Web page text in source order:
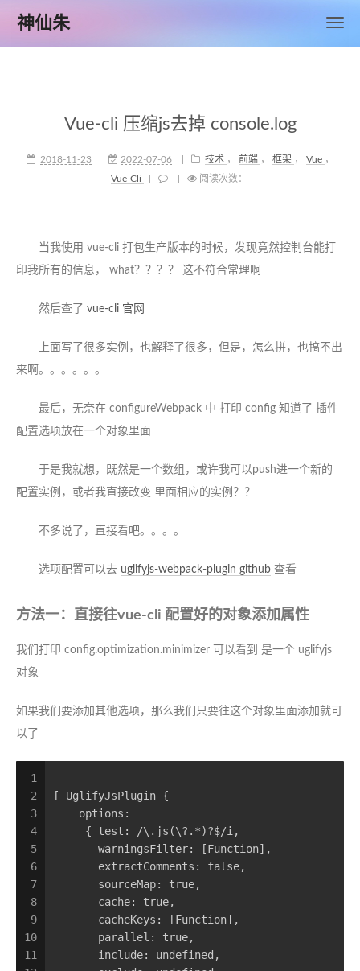
神仙朱
Vue-cli 压缩js去掉 console.log
2018-11-23 2022-07-06 技术 ， 前端 ， 框架 ， Vue ，
Vue-Cli
阅读次数：
当我使用 vue-cli 打包生产版本的时候，发现竟然控制台能打
印我所有的信息， what？？？？ 这不符合常理啊
然后查了 vue-cli 官网
上面写了很多实例，也解释了很多，但是，怎么拼，也搞不出
来啊。。。。。。
最后，无奈在 configureWebpack 中 打印 config 知道了 插件
配置选项放在一个对象里面
于是我就想，既然是一个数组，或许我可以push进一个新的
配置实例，或者我直接改变 里面相应的实例？？
不多说了，直接看吧。。。。
选项配置可以去 uglifyjs-webpack-plugin github 查看
方法一：直接往vue-cli 配置好的对象添加属性
我们打印 config.optimization.minimizer 可以看到 是一个 uglifyjs
对象
如果我们要添加其他选项，那么我们只要往这个对象里面添加就可
以了
1
2
3
4
5
6
7
8
9
10
11
[ UglifyJsPlugin {
    options:
     { test: /\.js(\?.*)?$/i,
       warningsFilter: [Function],
       extractComments: false,
       sourceMap: true,
       cache: true,
       cacheKeys: [Function],
       parallel: true,
       include: undefined,